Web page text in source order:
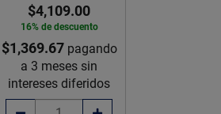
$4,109.00
16% de descuento
$1,369.67pagando
a 3 meses sin
intereses diferidos